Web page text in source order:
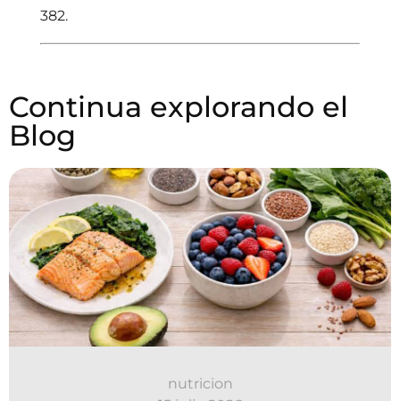
382.
Continua explorando el
Blog
nutricion